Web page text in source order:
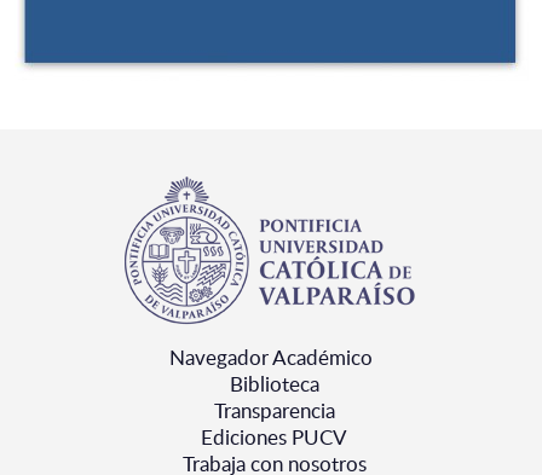
Navegador Académico
Biblioteca
Transparencia
Ediciones PUCV
Trabaja con nosotros